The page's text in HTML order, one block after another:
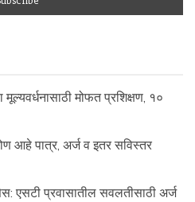
मूल्यवर्धनासाठी मोफत प्रशिक्षण, १०
आहे पात्र, अर्ज व इतर सविस्तर
एसटी प्रवासातील सवलतीसाठी अर्ज